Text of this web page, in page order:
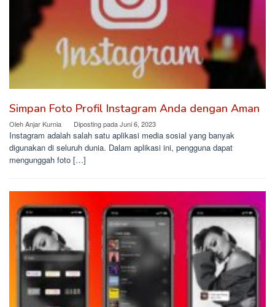
Simpan Foto Profil Instagram Anda dengan Aman
OlehAnjar Kurnia Diposting padaJuni 6, 2023
Instagram adalah salah satu aplikasi media sosial yang banyak
digunakan di seluruh dunia. Dalam aplikasi ini, pengguna dapat
mengunggah foto […]